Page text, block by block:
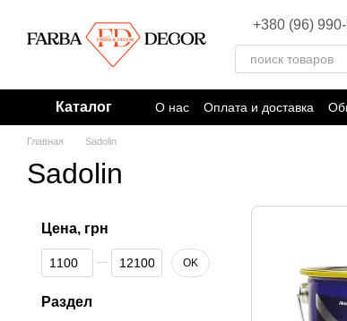
+380 (96)
Каталог О нас Оплата и доставка
Главная Sadolin
Sadolin
Цена, грн
От Цена, грн
До Цена, грн OK
Раздел